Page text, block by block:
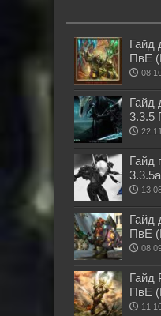
Гайд
ПвЕ
Гайд
3.3.5
Гайд
3.3.5а
Гайд
ПвЕ
Гайд
ПвЕ